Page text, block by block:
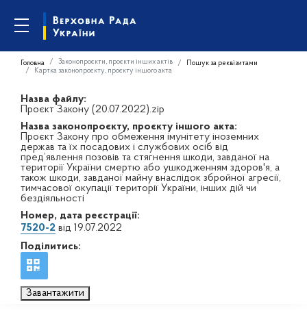
Головна Законопроєкти, проєкти інших актів
Пошук за реквізитами
Картка законопроєкту, проєкту іншого акта
Назва файлу:
Проєкт Закону (20.07.2022).zip
Назва законопроєкту, проєкту іншого акта:
Проєкт Закону про обмеження імунітету іноземних
держав та їх посадових і службових осіб від
пред’явлення позовів та стягнення шкоди, завданої на
території України смертю або ушкодженням здоров'я, а
також шкоди, завданої майну внаслідок збройної агресії,
тимчасової окупації території України, інших дій чи
бездіяльності
Номер, дата реєстрації:
7520-2 від 19.07.2022
Поділитись:
Завантажити